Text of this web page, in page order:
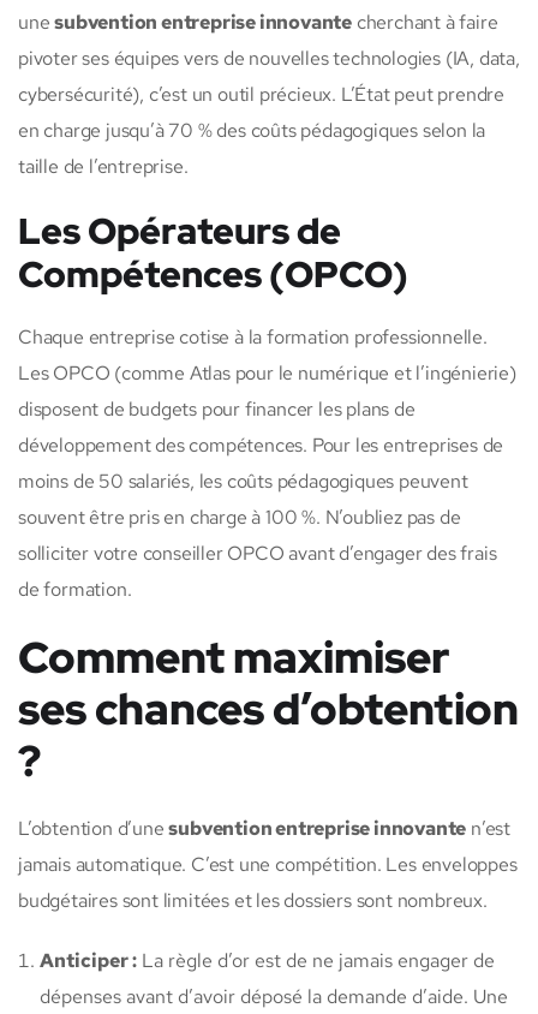
unesubvention entreprise innovante cherchant à faire
pivoter ses équipes vers de nouvelles technologies (IA, data,
cybersécurité), c’est un outil précieux. L’État peut prendre
en charge jusqu’à 70 % des coûts pédagogiques selon la
taille de l’entreprise.
Les Opérateurs de
Compétences (OPCO)
Chaque entreprise cotise à la formation professionnelle.
Les OPCO (comme Atlas pour le numérique et l’ingénierie)
disposent de budgets pour financer les plans de
développement des compétences. Pour les entreprises de
moins de 50 salariés, les coûts pédagogiques peuvent
souvent être pris en charge à 100 %. N’oubliez pas de
solliciter votre conseiller OPCO avant d’engager des frais
de formation.
Comment maximiser
ses chances d’obtention
?
L’obtention d’unesubvention entreprise innovante n’est
jamais automatique. C’est une compétition. Les enveloppes
budgétaires sont limitées et les dossiers sont nombreux.
Anticiper : La règle d’or est de ne jamais engager de
dépenses avant d’avoir déposé la demande d’aide. Une